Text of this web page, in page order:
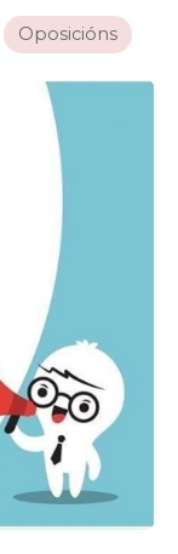
Oposicións